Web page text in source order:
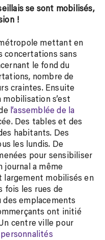
se sont mobilisés,
!
mettant en
concertations sans
le fond du
nombre de
craintes. Ensuite
s’est
l’assemblée de la
Des tables et des
habitants. Des
les lundis. De
pour sensibiliser
journal a même
largement mobilisés en
fois les rues de
emplacements
ont initié
centre ville pour